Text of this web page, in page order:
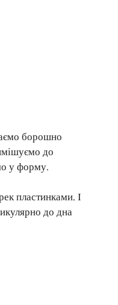
борошно
до
у форму.
пластинками. І
до дна